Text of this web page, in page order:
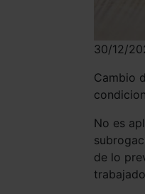
30/12/
Cambio
No es
de lo